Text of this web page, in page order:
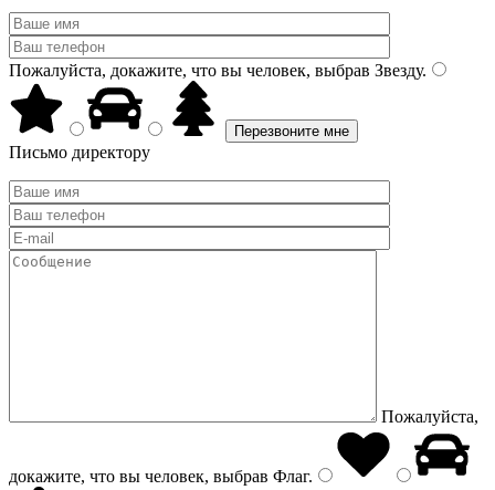
Пожалуйста, докажите, что вы человек, выбрав Звезду.
Письмо директору
Пожалуйста,
докажите, что вы человек, выбрав Флаг.